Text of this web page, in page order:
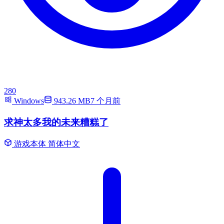
280
Windows
943.26 MB7 个月前
求神太多我的未来糟糕了
游戏本体 简体中文